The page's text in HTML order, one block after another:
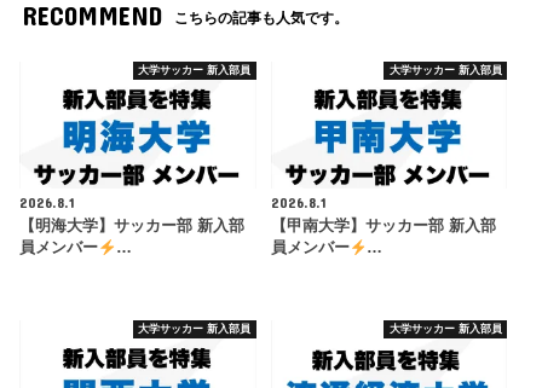
RECOMMEND こちらの記事も人気です。
大学サッカー 新入部員
2026.8.1
【明海大学】サッカー部 新入部
員メンバー
…
大学サッカー 新入部員
2026.8.1
【甲南大学】サッカー部 新入部
員メンバー
…
大学サッカー 新入部員 大学サッカー 新入部員